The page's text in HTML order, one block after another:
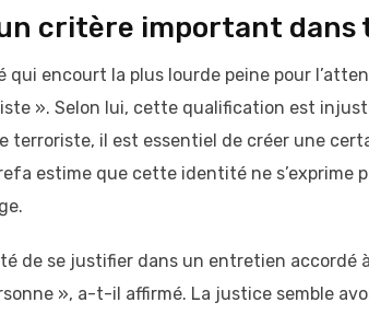
un critère important
qui encourt la plus lourde peine pour
». Selon lui, cette qualification est
terroriste, il est essentiel de créer une
estime que cette identité ne s’exprime
de se justifier dans un entretien accordé à
», a-t-il affirmé. La justice semble